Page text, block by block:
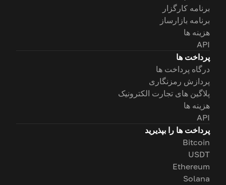
برنامه کارگزار
برنامه بازارساز
هزینه ها
API
پرداخت ها
درگاه پرداخت ها
پردازش رمزنگاری
پلاگین های تجارت الکترونیک
هزینه ها
API
پرداخت ها را بپذیرید
Bitcoin
USDT
Ethereum
Solana